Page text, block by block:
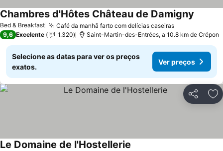
Bed & Breakfast Café da manhã farto com delícias caseirasVer preços
Chambres d'Hôtes Château de Damigny
9,6 Excelente 1.320 Saint-Martin-des-Entrées, a 10.8 km de Crépon
Selecione as datas para ver os preços
exatos.
Ver preços
Partilhar
Le Domaine de l'Hostellerie